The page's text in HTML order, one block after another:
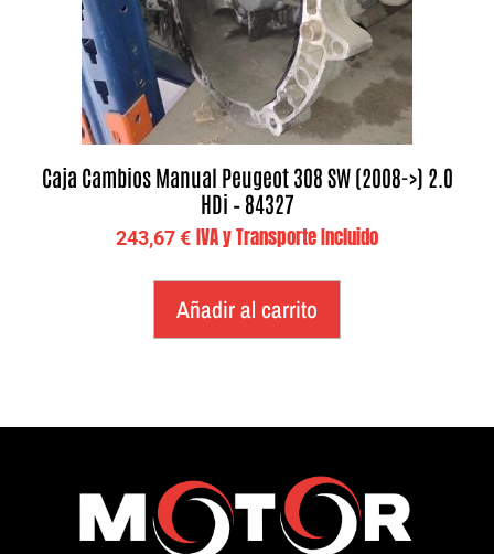
Caja Cambios Manual Peugeot 308 SW (2008->) 2.0
HDi – 84327
243,67€ IVA y Transporte Incluido
Añadir al carrito